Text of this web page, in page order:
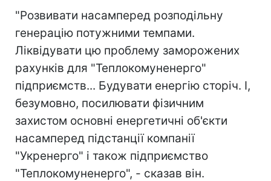
"Розвивати насамперед розподільну
генерацію потужними темпами.
Ліквідувати цю проблему заморожених
рахунків для "Теплокомуненерго"
підприємств... Будувати енергію сторіч. І,
безумовно, посилювати фізичним
захистом основні енергетичні об'єкти
насамперед підстанції компанії
"Укренерго" і також підприємство
"Теплокомуненерго", - сказав він.